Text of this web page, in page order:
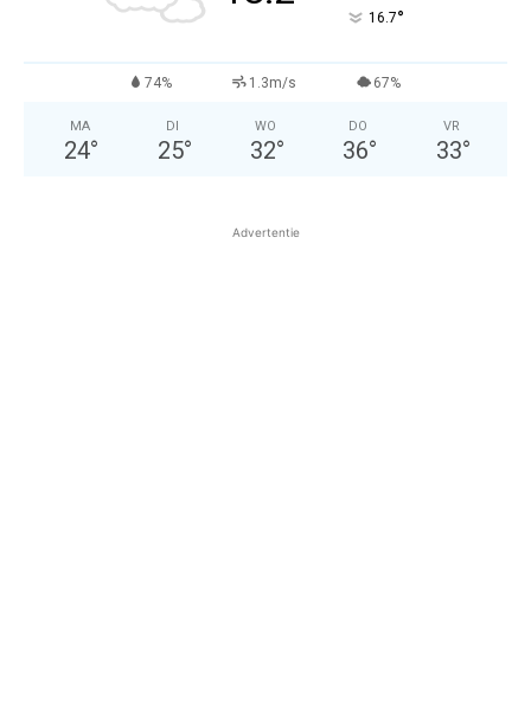
16.7°
74% 1.3m/s 67%
MA
24°
DI
25°
WO
32°
DO
36°
VR
33°
Advertentie